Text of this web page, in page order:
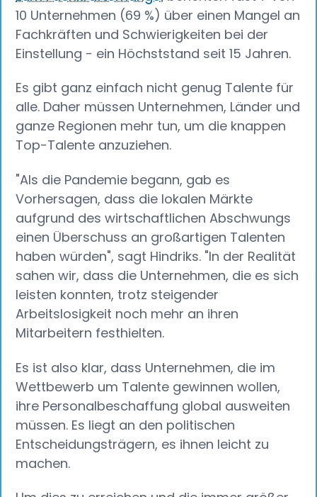
10 Unternehmen (69 %) über einen Mangel an
Fachkräften und Schwierigkeiten bei der
Einstellung - ein Höchststand seit 15 Jahren.
Es gibt ganz einfach nicht genug Talente für
alle. Daher müssen Unternehmen, Länder und
ganze Regionen mehr tun, um die knappen
Top-Talente anzuziehen.
"Als die Pandemie begann, gab es
Vorhersagen, dass die lokalen Märkte
aufgrund des wirtschaftlichen Abschwungs
einen Überschuss an großartigen Talenten
haben würden", sagt Hindriks. "In der Realität
sahen wir, dass die Unternehmen, die es sich
leisten konnten, trotz steigender
Arbeitslosigkeit noch mehr an ihren
Mitarbeitern festhielten.
Es ist also klar, dass Unternehmen, die im
Wettbewerb um Talente gewinnen wollen,
ihre Personalbeschaffung global ausweiten
müssen. Es liegt an den politischen
Entscheidungsträgern, es ihnen leicht zu
machen.